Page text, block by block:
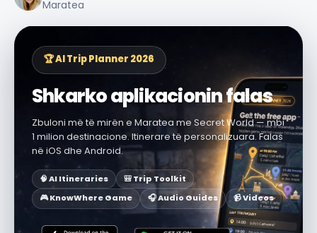
Maratea
🏆 AI Trip Planner 2026
Shkarko aplikacionin falas
Zbuloni më të mirën e Maratea me Secret World — mbi
1 milion destinacione. Itinerare të personalizuara. Falas
në iOS dhe Android.
🧠 AI Itineraries
🎒 Trip Toolkit
🎮 KnowWhere Game
🎧 Audio Guides 📹 Videos